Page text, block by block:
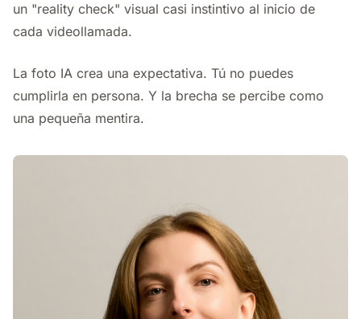
un "reality check" visual casi instintivo al inicio de
cada videollamada.
La foto IA crea una expectativa. Tú no puedes
cumplirla en persona. Y la brecha se percibe como
una pequeña mentira.